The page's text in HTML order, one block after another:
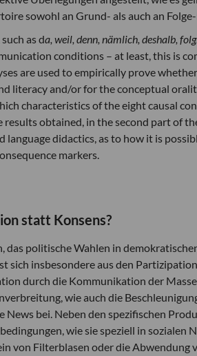
sowohl an Grund- als auch an
as da, weil, denn, nämlich, deshalb,
conditions – at least, this is
are used to empirically prove
literacy and/or for the conceptual
characteristics of the eight causal
results obtained, in the second part of
language didactics, as to how it is
markers.
statt Konsens?
das politische Wahlen in
sich insbesondere aus den
durch die Kommunikation der
wie auch die
News bei. Neben den spezifischen
wie sie speziell in sozialen
von Filterblasen oder die